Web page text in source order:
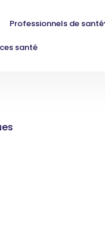
Professionnels de santé
santé